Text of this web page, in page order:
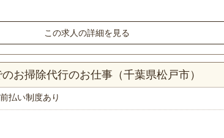
この求人の詳細を見る
お掃除代行のお仕事（千葉県松戸市）
払い制度あり